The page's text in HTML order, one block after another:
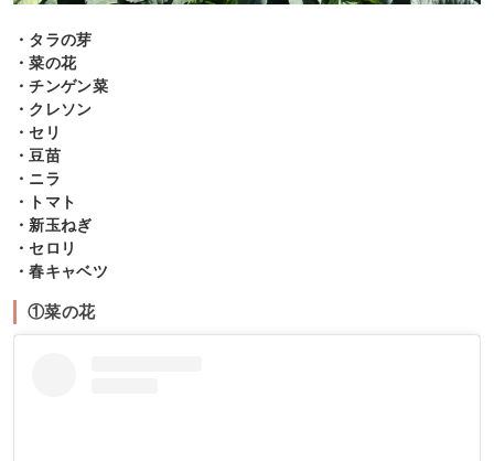
・タラの芽
・菜の花
・チンゲン菜
・クレソン
・セリ
・豆苗
・ニラ
・トマト
・新玉ねぎ
・セロリ
・春キャベツ
①菜の花